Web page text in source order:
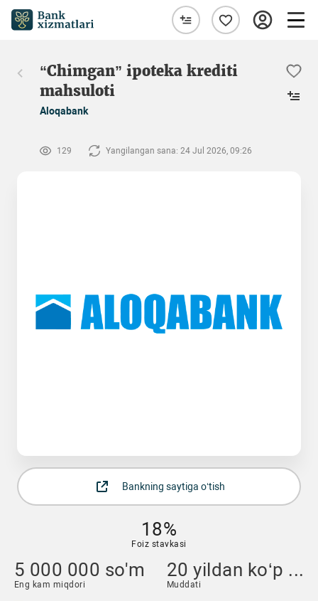
“Chimgan” ipoteka krediti
mahsuloti
Aloqabank
129 Yangilangan sana: 24 Jul 2026, 09:26
Bankning saytiga o‘tish
18%
Foiz stavkasi
5 000 000 so'm
Eng kam miqdori
20 yildan ko‘p ...
Muddati